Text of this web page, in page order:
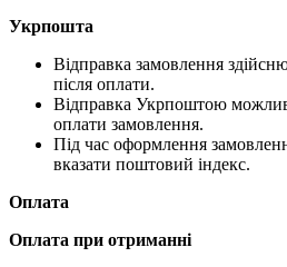
Укрпошта
Відправка замовлення
після оплати.
Відправка Укрпоштою
оплати замовлення.
Під час оформлення
вказати поштовий індекс.
Оплата
Оплата при отриманні